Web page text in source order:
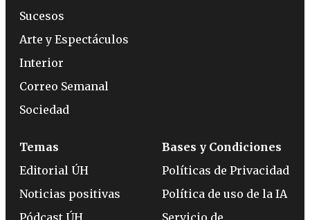
Sucesos
Arte y Espectáculos
Interior
Correo Semanal
Sociedad
Temas
Editorial ÚH
Noticias positivas
Pódcast ÚH
Bases y Condiciones
Políticas de Privacidad
Política de uso de la IA
Servicio de